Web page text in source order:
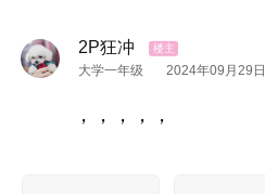
2P狂冲
大学一年级 2024年09月29日
，，，，，